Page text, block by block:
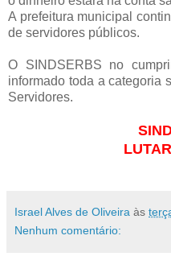
A prefeitura municipal
de servidores públicos.
O SINDSERBS no
informado toda a categoria
Servidores.
Israel Alves de Oliveira às
Nenhum comentário: